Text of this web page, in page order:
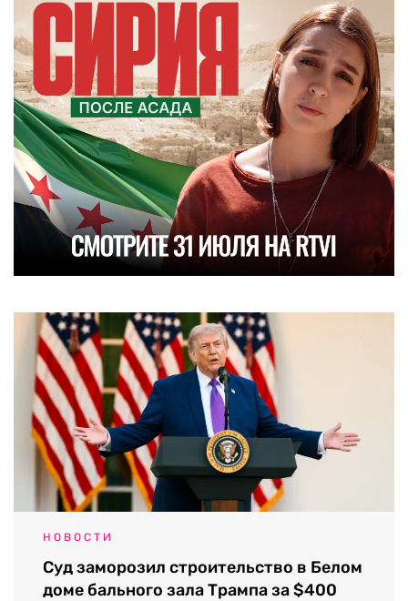
НОВОСТИ
Суд заморозил строительство в Белом
доме бального зала Трампа за $400